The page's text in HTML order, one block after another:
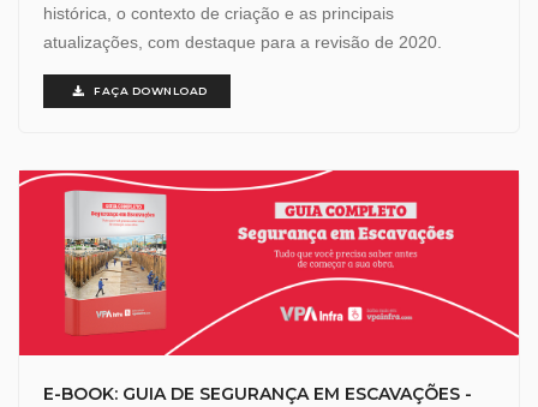
histórica, o contexto de criação e as principais
atualizações, com destaque para a revisão de 2020.
FAÇA DOWNLOAD
E-BOOK: GUIA DE SEGURANÇA EM ESCAVAÇÕES -